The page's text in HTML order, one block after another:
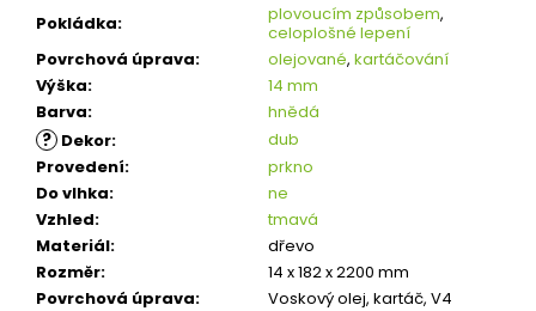
Pokládka: plovoucím způsobem,
celoplošné lepení
Povrchová úprava: olejované, kartáčování
Výška:
14 mm
Barva: hnědá
? Dekor:
dub
Provedení:
prkno
Do vlhka:
ne
Vzhled:
tmavá
Materiál:
dřevo
Rozměr:
14 x 182 x 2200 mm
Povrchová úprava:
Voskový olej, kartáč, V4